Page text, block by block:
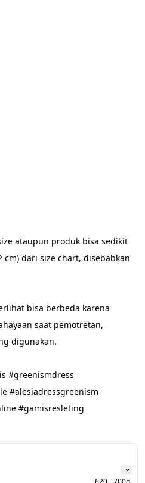
ataupun produk bisa sedikit
dari size chart, disebabkan
bisa berbeda karena
saat pemotretan,
digunakan.
#greenismdress
#alesiadressgreenism
#gamisresleting